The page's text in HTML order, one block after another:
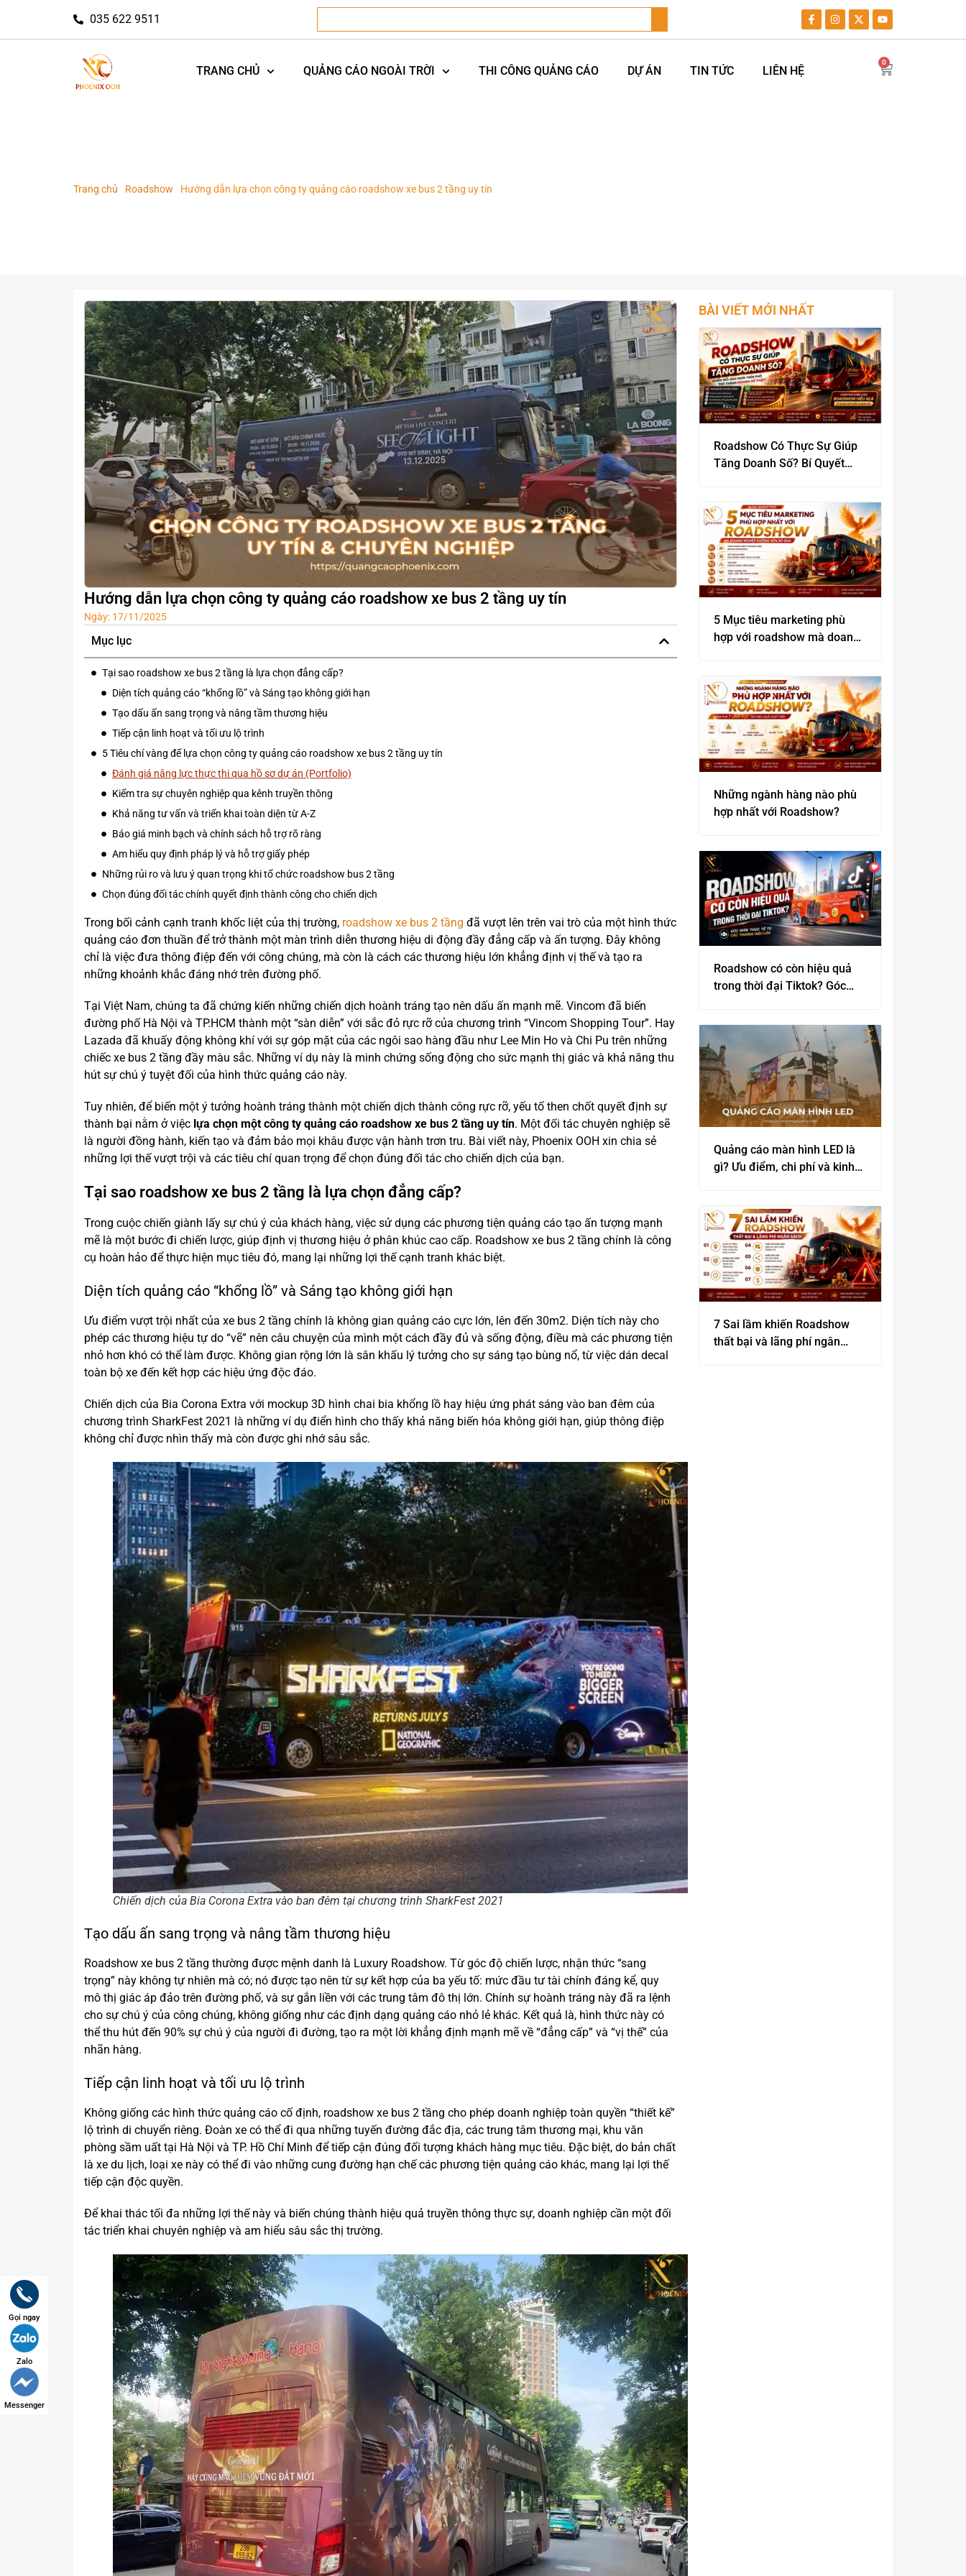
035 622 9511
TRANG CHỦ QUẢNG CÁO NGOÀI TRỜI THI CÔNG QUẢNG CÁO DỰ ÁN TIN TỨC LIÊN HỆ
0
Trang chủ Roadshow Hướng dẫn lựa chọn công ty quảng cáo roadshow xe bus 2 tầng uy tín
Hướng dẫn lựa chọn công ty quảng cáo roadshow xe bus 2 tầng uy tín
Ngày: 17/11/2025
Mục lục
Tại sao roadshow xe bus 2 tầng là lựa chọn đẳng cấp?
Diện tích quảng cáo “khổng lồ” và Sáng tạo không giới hạn
Tạo dấu ấn sang trọng và nâng tầm thương hiệu
Tiếp cận linh hoạt và tối ưu lộ trình
5 Tiêu chí vàng để lựa chọn công ty quảng cáo roadshow xe bus 2 tầng uy tín
Đánh giá năng lực thực thi qua hồ sơ dự án (Portfolio)
Kiểm tra sự chuyên nghiệp qua kênh truyền thông
Khả năng tư vấn và triển khai toàn diện từ A-Z
Báo giá minh bạch và chính sách hỗ trợ rõ ràng
Am hiểu quy định pháp lý và hỗ trợ giấy phép
Những rủi ro và lưu ý quan trọng khi tổ chức roadshow bus 2 tầng
Chọn đúng đối tác chính quyết định thành công cho chiến dịch
Trong bối cảnh cạnh tranh khốc liệt của thị trường, roadshow xe bus 2 tầng đã vượt lên trên vai trò của một hình thức
quảng cáo đơn thuần để trở thành một màn trình diễn thương hiệu di động đầy đẳng cấp và ấn tượng. Đây không
chỉ là việc đưa thông điệp đến với công chúng, mà còn là cách các thương hiệu lớn khẳng định vị thế và tạo ra
những khoảnh khắc đáng nhớ trên đường phố.
Tại Việt Nam, chúng ta đã chứng kiến những chiến dịch hoành tráng tạo nên dấu ấn mạnh mẽ. Vincom đã biến
đường phố Hà Nội và TP.HCM thành một “sàn diễn” với sắc đỏ rực rỡ của chương trình “Vincom Shopping Tour”. Hay
Lazada đã khuấy động không khí với sự góp mặt của các ngôi sao hàng đầu như Lee Min Ho và Chi Pu trên những
chiếc xe bus 2 tầng đầy màu sắc. Những ví dụ này là minh chứng sống động cho sức mạnh thị giác và khả năng thu
hút sự chú ý tuyệt đối của hình thức quảng cáo này.
Tuy nhiên, để biến một ý tưởng hoành tráng thành một chiến dịch thành công rực rỡ, yếu tố then chốt quyết định sự
thành bại nằm ở việc lựa chọn một công ty quảng cáo roadshow xe bus 2 tầng uy tín. Một đối tác chuyên nghiệp sẽ
là người đồng hành, kiến tạo và đảm bảo mọi khâu được vận hành trơn tru. Bài viết này, Phoenix OOH xin chia sẻ
những lợi thế vượt trội và các tiêu chí quan trọng để chọn đúng đối tác cho chiến dịch của bạn.
Tại sao roadshow xe bus 2 tầng là lựa chọn đẳng cấp?
Trong cuộc chiến giành lấy sự chú ý của khách hàng, việc sử dụng các phương tiện quảng cáo tạo ấn tượng mạnh
mẽ là một bước đi chiến lược, giúp định vị thương hiệu ở phân khúc cao cấp. Roadshow xe bus 2 tầng chính là công
cụ hoàn hảo để thực hiện mục tiêu đó, mang lại những lợi thế cạnh tranh khác biệt.
Diện tích quảng cáo “khổng lồ” và Sáng tạo không giới hạn
Ưu điểm vượt trội nhất của xe bus 2 tầng chính là không gian quảng cáo cực lớn, lên đến 30m2. Diện tích này cho
phép các thương hiệu tự do “vẽ” nên câu chuyện của mình một cách đầy đủ và sống động, điều mà các phương tiện
nhỏ hơn khó có thể làm được. Không gian rộng lớn là sân khấu lý tưởng cho sự sáng tạo bùng nổ, từ việc dán decal
toàn bộ xe đến kết hợp các hiệu ứng độc đáo.
Chiến dịch của Bia Corona Extra với mockup 3D hình chai bia khổng lồ hay hiệu ứng phát sáng vào ban đêm của
chương trình SharkFest 2021 là những ví dụ điển hình cho thấy khả năng biến hóa không giới hạn, giúp thông điệp
không chỉ được nhìn thấy mà còn được ghi nhớ sâu sắc.
Chiến dịch của Bia Corona Extra vào ban đêm tại chương trình SharkFest 2021
Tạo dấu ấn sang trọng và nâng tầm thương hiệu
Roadshow xe bus 2 tầng thường được mệnh danh là Luxury Roadshow. Từ góc độ chiến lược, nhận thức “sang
trọng” này không tự nhiên mà có; nó được tạo nên từ sự kết hợp của ba yếu tố: mức đầu tư tài chính đáng kể, quy
mô thị giác áp đảo trên đường phố, và sự gắn liền với các trung tâm đô thị lớn. Chính sự hoành tráng này đã ra lệnh
cho sự chú ý của công chúng, không giống như các định dạng quảng cáo nhỏ lẻ khác. Kết quả là, hình thức này có
thể thu hút đến 90% sự chú ý của người đi đường, tạo ra một lời khẳng định mạnh mẽ về “đẳng cấp” và “vị thế” của
nhãn hàng.
Tiếp cận linh hoạt và tối ưu lộ trình
Không giống các hình thức quảng cáo cố định, roadshow xe bus 2 tầng cho phép doanh nghiệp toàn quyền “thiết kế”
lộ trình di chuyển riêng. Đoàn xe có thể đi qua những tuyến đường đắc địa, các trung tâm thương mại, khu văn
phòng sầm uất tại Hà Nội và TP. Hồ Chí Minh để tiếp cận đúng đối tượng khách hàng mục tiêu. Đặc biệt, do bản chất
là xe du lịch, loại xe này có thể đi vào những cung đường hạn chế các phương tiện quảng cáo khác, mang lại lợi thế
tiếp cận độc quyền.
Để khai thác tối đa những lợi thế này và biến chúng thành hiệu quả truyền thông thực sự, doanh nghiệp cần một đối
tác triển khai chuyên nghiệp và am hiểu sâu sắc thị trường.
BÀI VIẾT MỚI NHẤT
Roadshow Có Thực Sự Giúp
Tăng Doanh Số? Bí Quyết
5 Mục tiêu marketing phù
hợp với roadshow mà doanh
Những ngành hàng nào phù
hợp nhất với Roadshow?
Roadshow có còn hiệu quả
trong thời đại Tiktok? Góc
Quảng cáo màn hình LED là
gì? Ưu điểm, chi phí và kinh
7 Sai lầm khiến Roadshow
thất bại và lãng phí ngân
Gọi ngay
Zalo
Messenger